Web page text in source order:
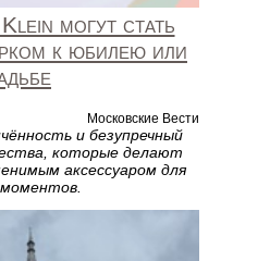
могут стать
к юбилею или
Московские Вести
и безупречный
которые делают
аксессуаром для